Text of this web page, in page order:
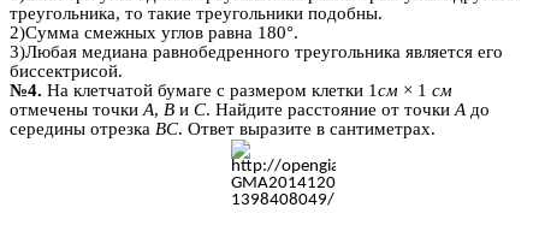
треугольника, то такие треугольники подобны.
2)Сумма смежных углов равна 180°.
3)Любая медиана равнобедренного треугольника является его
биссектрисой.
№4. На клетчатой бумаге с размером клетки 1см × 1 см
отмечены точкиA, B и C. Найдите расстояние от точкиA до
середины отрезка BC. Ответ выразите в сантиметрах.